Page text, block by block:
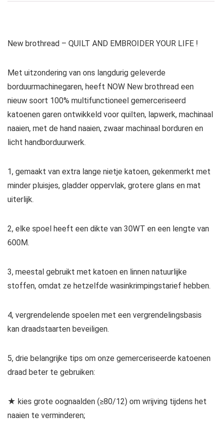
New brothread – QUILT AND EMBROIDER YOUR LIFE !
Met uitzondering van ons langdurig geleverde
borduurmachinegaren, heeft NOW New brothread een
nieuw soort 100% multifunctioneel gemerceriseerd
katoenen garen ontwikkeld voor quilten, lapwerk, machinaal
naaien, met de hand naaien, zwaar machinaal borduren en
licht handborduurwerk.
1, gemaakt van extra lange nietje katoen, gekenmerkt met
minder pluisjes, gladder oppervlak, grotere glans en mat
uiterlijk.
2, elke spoel heeft een dikte van 30WT en een lengte van
600M.
3, meestal gebruikt met katoen en linnen natuurlijke
stoffen, omdat ze hetzelfde wasinkrimpingstarief hebben.
4, vergrendelende spoelen met een vergrendelingsbasis
kan draadstaarten beveiligen.
5, drie belangrijke tips om onze gemerceriseerde katoenen
draad beter te gebruiken:
★ kies grote oognaalden (≥80/12) om wrijving tijdens het
naaien te verminderen;